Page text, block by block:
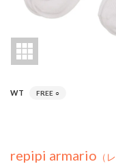
WT FREE ○
repipi armario （